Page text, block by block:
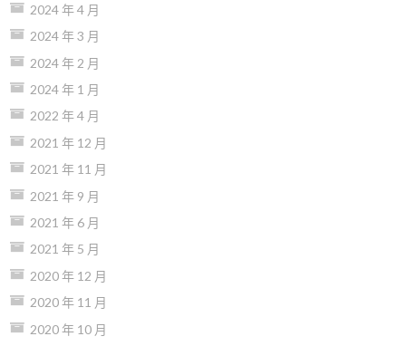
2024 年 4 月
2024 年 3 月
2024 年 2 月
2024 年 1 月
2022 年 4 月
2021 年 12 月
2021 年 11 月
2021 年 9 月
2021 年 6 月
2021 年 5 月
2020 年 12 月
2020 年 11 月
2020 年 10 月